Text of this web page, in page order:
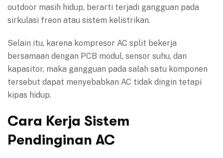
outdoor masih hidup, berarti terjadi gangguan pada
sirkulasi freon atau sistem kelistrikan.
Selain itu, karena kompresor AC split bekerja
bersamaan dengan PCB modul, sensor suhu, dan
kapasitor, maka gangguan pada salah satu komponen
tersebut dapat menyebabkan AC tidak dingin tetapi
kipas hidup.
Cara Kerja Sistem
Pendinginan AC